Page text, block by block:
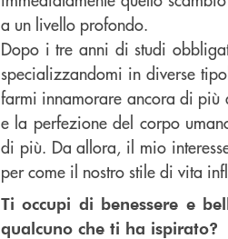
a un livello profondo.
Dopo i tre anni di studi
specializzandomi in diverse
farmi innamorare ancora di più
e la perfezione del corpo
di più. Da allora, il mio
per come il nostro stile di vita
Ti occupi di benessere e
qualcuno che ti ha ispirato?